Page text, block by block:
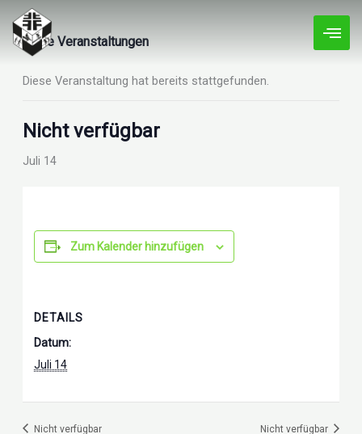
Inhalt
springen« Alle Veranstaltungen
Diese Veranstaltung hat bereits stattgefunden.
Nicht verfügbar
Juli 14
Zum Kalender hinzufügen
DETAILS
Datum:
Juli 14
Nicht verfügbar Nicht verfügbar